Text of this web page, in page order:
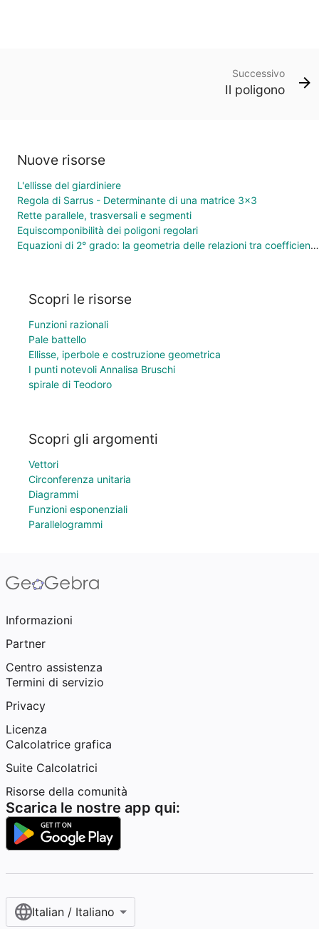
Successivo
Il poligono
Nuove risorse
L'ellisse del giardiniere
Regola di Sarrus - Determinante di una matrice 3×3
Rette parallele, trasversali e segmenti
Equiscomponibilità dei poligoni regolari
Equazioni di 2° grado: la geometria delle relazioni tra coefficienti e soluzioni
Scopri le risorse
Funzioni razionali
Pale battello
Ellisse, iperbole e costruzione geometrica
I punti notevoli Annalisa Bruschi
spirale di Teodoro
Scopri gli argomenti
Vettori
Circonferenza unitaria
Diagrammi
Funzioni esponenziali
Parallelogrammi
Informazioni
Partner
Centro assistenza
Termini di servizio
Privacy
Licenza
Calcolatrice grafica
Suite Calcolatrici
Risorse della comunità
Scarica le nostre app qui:
Italian / Italiano‎